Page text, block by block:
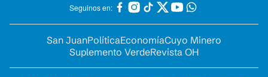
Seguinos en:
San JuanPolíticaEconomíaCuyo Minero
Suplemento VerdeRevista OH